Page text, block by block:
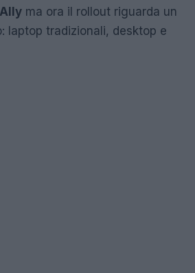
ma ora il rollout riguarda un
laptop tradizionali, desktop e